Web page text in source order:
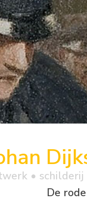
• schilderij
De